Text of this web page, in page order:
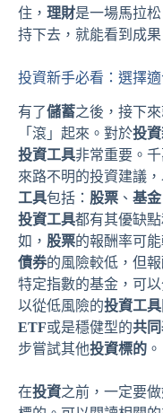
住， 理財是一場馬拉
持下去，就能看到成果
投資新手必看：選擇
有了儲蓄之後，接下
「滾」起來。對於投
投資工具非常重要。
來路不明的投資建議
工具包括： 股票 、 基金
投資工具都有其優缺
如， 股票的報酬率可
債券的風險較低，但報
特定指數的基金，可
以從低風險的投資工具
ETF或是穩健型的共
步嘗試其他投資標的 。
在投資之前，一定要